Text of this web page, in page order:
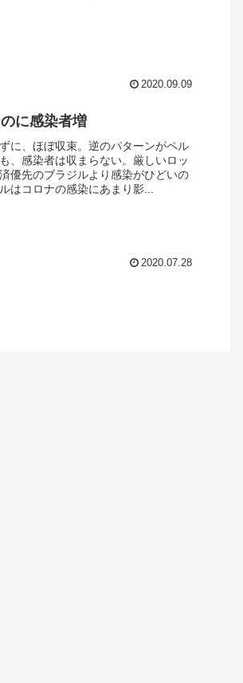
2020.09.09
に感染者増
に、ほぼ収束。逆のパターンがペル
、感染者は収まらない。厳しいロッ
優先のブラジルより感染がひどいの
はコロナの感染にあまり影...
2020.07.28